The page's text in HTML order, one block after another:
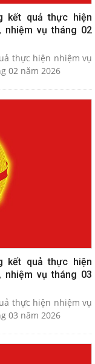
kết quả thực hiện
nhiệm vụ tháng 02
thực hiện nhiệm vụ
02 năm 2026
kết quả thực hiện
nhiệm vụ tháng 03
thực hiện nhiệm vụ
03 năm 2026